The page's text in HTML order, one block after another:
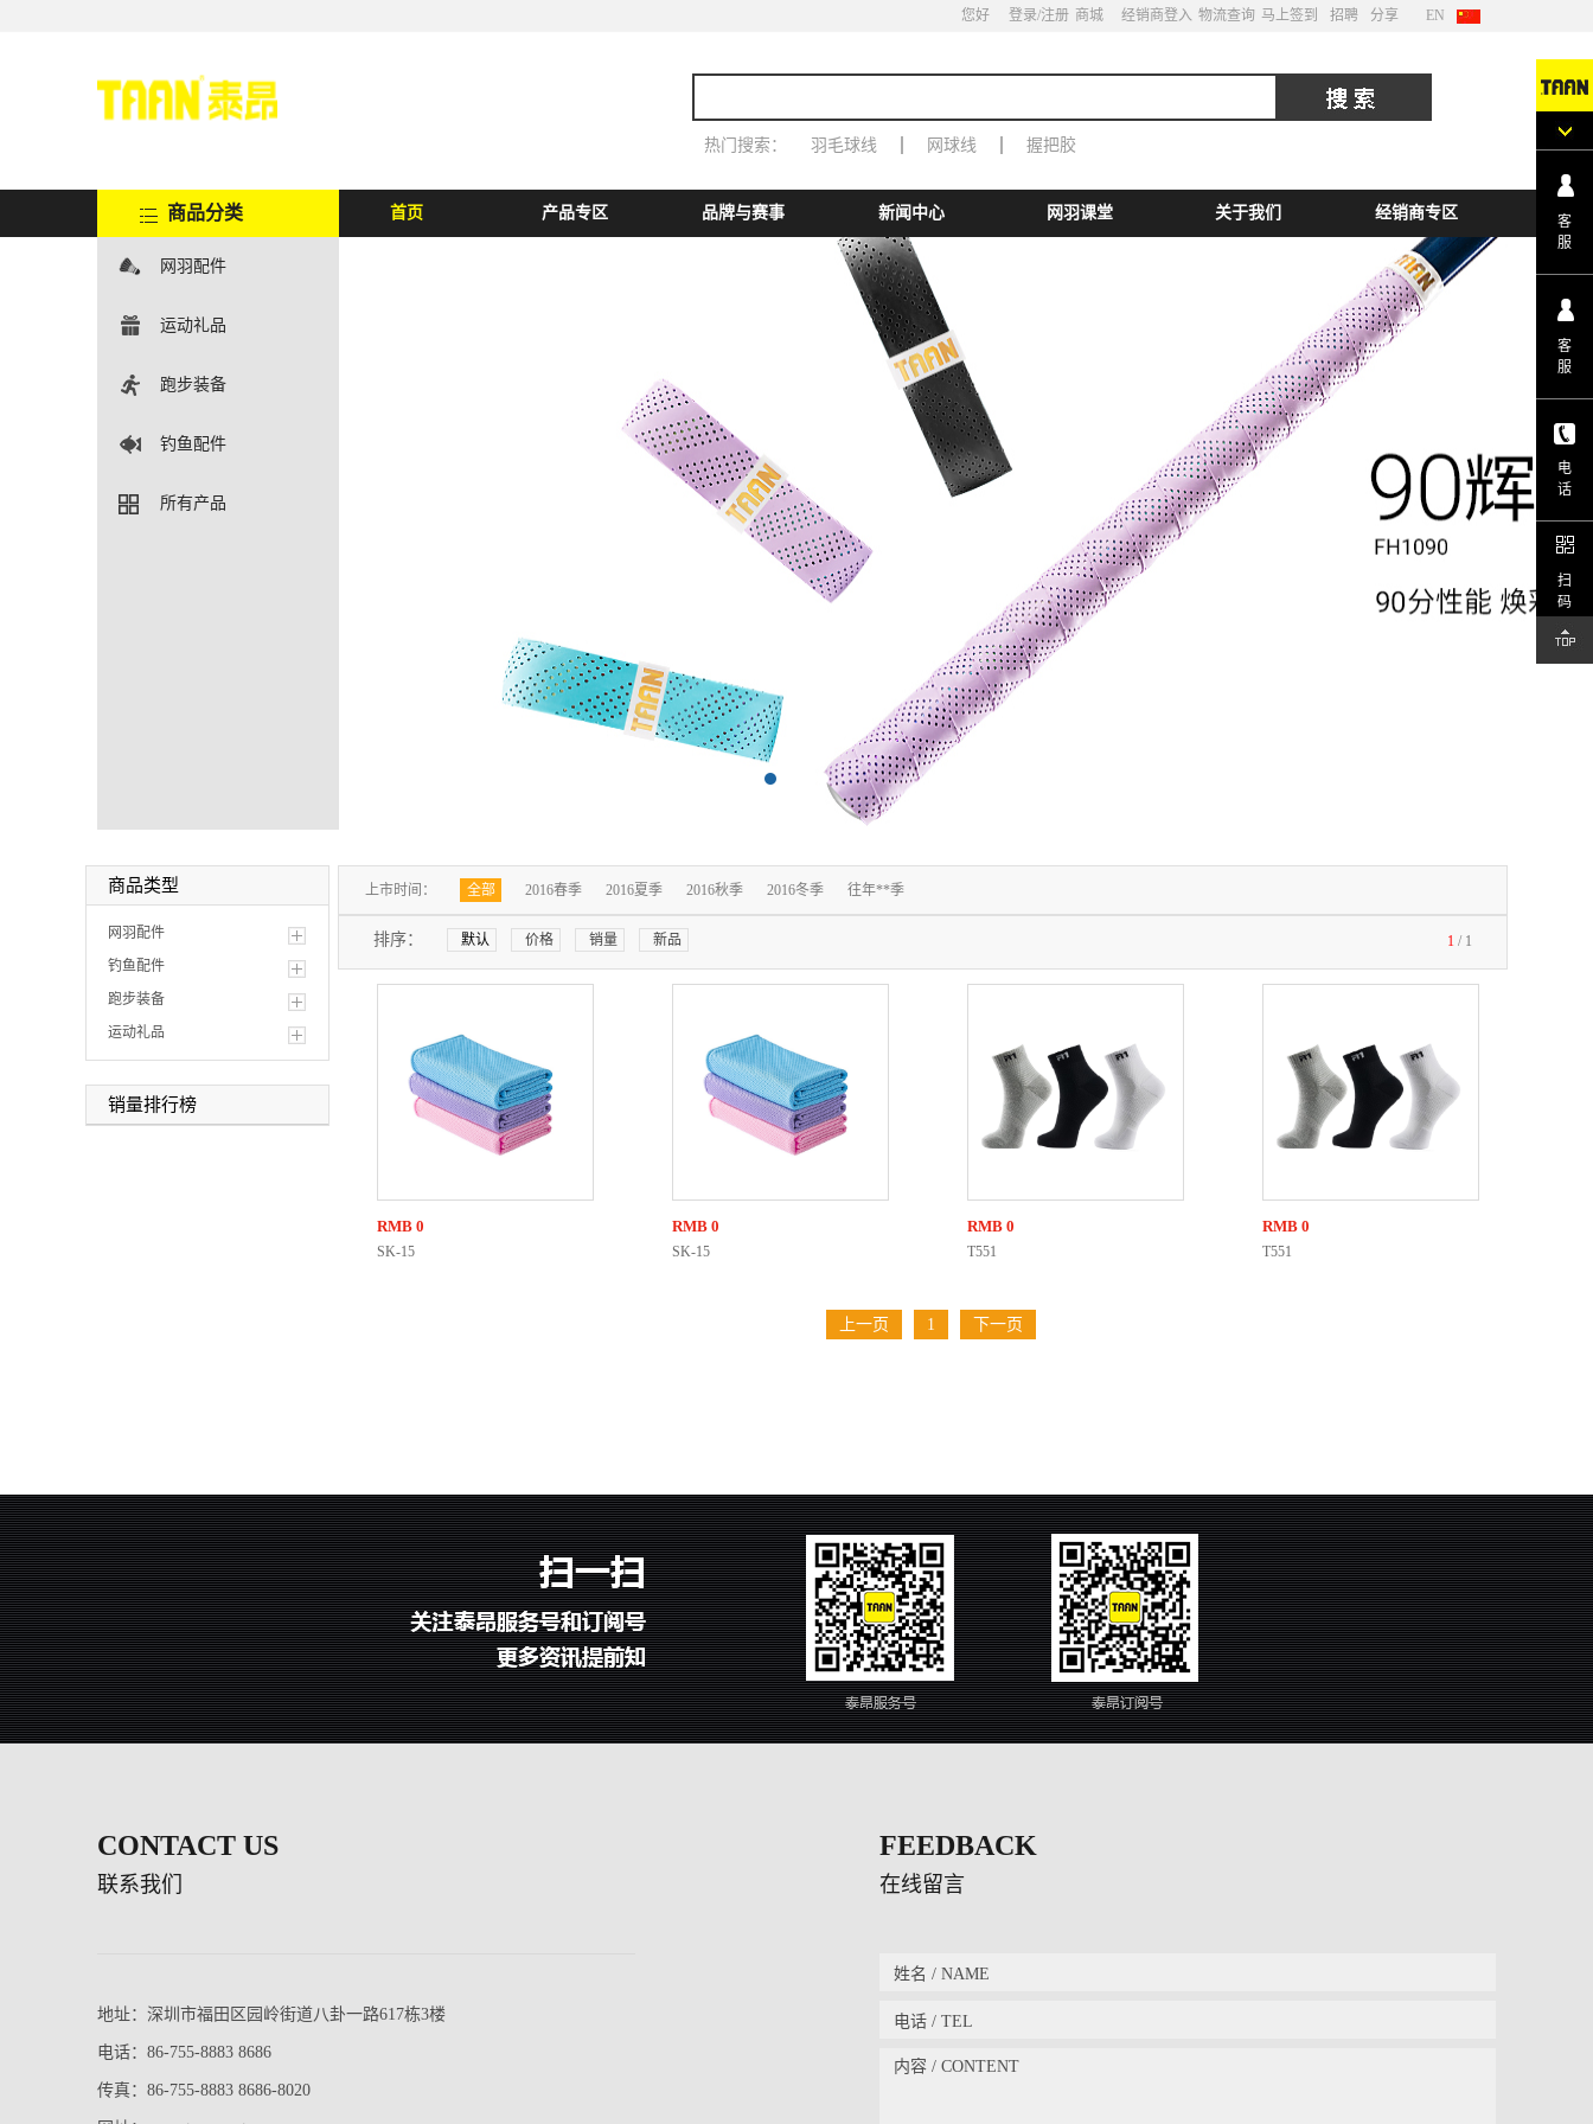
EN
招聘 分享
马上签到
物流查询
经销商登入
商城
您好 登录/注册
热门搜索： 羽毛球线 网球线 握把胶
商品分类
网羽配件
运动礼品
跑步装备
钓鱼配件
所有产品
首页 产品专区 品牌与赛事 新闻中心 网羽课堂 关于我们 经销商专区
商品类型
网羽配件
钓鱼配件
跑步装备
运动礼品
销量排行榜
上市时间： 全部 2016春季 2016夏季 2016秋季 2016冬季 往年**季
排序： 默认 价格 销量 新品 1 / 1
RMB 0
SK-15
RMB 0
SK-15
RMB 0
T551
RMB 0
T551
上一页 1 下一页
CONTACT US
联系我们
地址：深圳市福田区园岭街道八卦一路617栋3楼
电话：86-755-8883 8686
传真：86-755-8883 8686-8020
FEEDBACK
在线留言
客
服
客
服
电
话
扫
码